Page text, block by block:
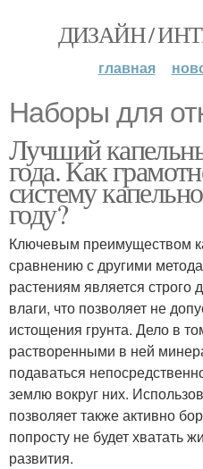
ДИЗАЙН /
главная
Наборы для
Лучший
года. Как
систему
году?
Ключевым преимуществом
сравнению с другими
растениям является строго
влаги, что позволяет не
истощения грунта. Дело в
растворенными в ней
подаваться
землю вокруг них.
позволяет также активно
попросту не будет хватать
развития.